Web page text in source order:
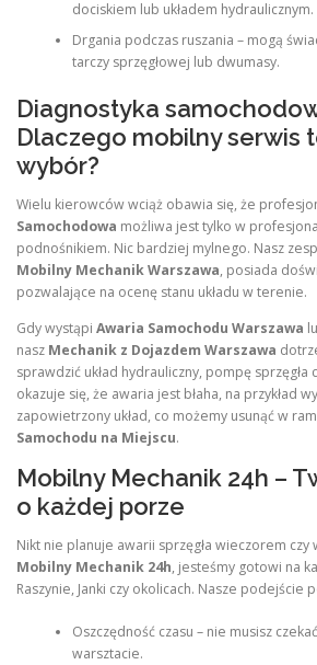
dociskiem lub układem hydraulicznym.
Drgania podczas ruszania – mogą
tarczy sprzęgłowej lub dwumasy.
Diagnostyka
Dlaczego mobilny serwis
wybór?
Wielu kierowców wciąż obawia się, że
Samochodowa możliwa jest tylko w
podnośnikiem. Nic bardziej mylnego. Nasz
Mobilny Mechanik Warszawa, posiada
pozwalające na ocenę stanu układu w terenie.
Gdy wystąpi Awaria Samochodu Warszawa
nasz Mechanik z Dojazdem Warszawa
sprawdzić układ hydrauliczny, pompę sprzęgła
okazuje się, że awaria jest błaha, na przykład
zapowietrzony układ, co możemy usunąć w
Samochodu na Miejscu.
Mobilny Mechanik 24h –
o każdej porze
Nikt nie planuje awarii sprzęgła wieczorem czy
Mobilny Mechanik 24h, jesteśmy gotowi na
Raszynie, Janki czy okolicach. Nasze podejście
Oszczędność czasu – nie musisz
warsztacie.